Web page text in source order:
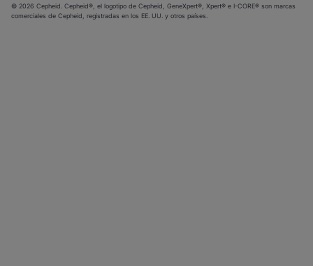
© 2026 Cepheid. Cepheid®, el logotipo de Cepheid, GeneXpert®, Xpert® e I-CORE® son marcas
comerciales de Cepheid, registradas en los EE. UU. y otros países.